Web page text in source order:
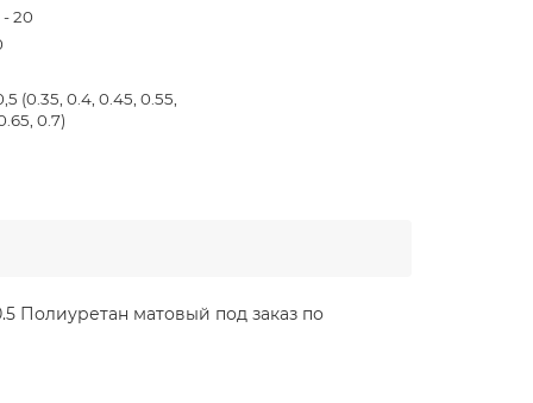
20
(0.35, 0.4, 0.45, 0.55,
0.7)
Полиуретан матовый под заказ по